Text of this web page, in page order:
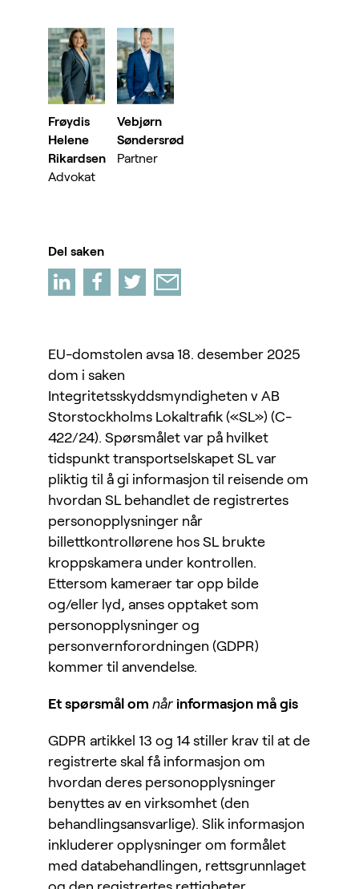
Frøydis
Helene
Rikardsen
Advokat
Vebjørn
Søndersrød
Partner
Del saken
EU-domstolen avsa 18. desember 2025
dom i saken
Integritetsskyddsmyndigheten v AB
Storstockholms Lokaltrafik («SL») (C-
422/24). Spørsmålet var på hvilket
tidspunkt transportselskapet SL var
pliktig til å gi informasjon til reisende om
hvordan SL behandlet de registrertes
personopplysninger når
billettkontrollørene hos SL brukte
kroppskamera under kontrollen.
Ettersom kameraer tar opp bilde
og/eller lyd, anses opptaket som
personopplysninger og
personvernforordningen (GDPR)
kommer til anvendelse.
Et spørsmål om når informasjon må gis
GDPR artikkel 13 og 14 stiller krav til at de
registrerte skal få informasjon om
hvordan deres personopplysninger
benyttes av en virksomhet (den
behandlingsansvarlige). Slik informasjon
inkluderer opplysninger om formålet
med databehandlingen, rettsgrunnlaget